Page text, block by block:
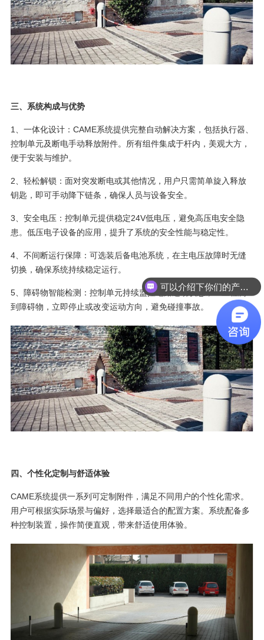
三、系统构成与优势
1、一体化设计：CAME系统提供完整自动解决方案，包括执行器、
控制单元及断电手动释放附件。所有组件集成于杆内，美观大方，
便于安装与维护。
2、轻松解锁：面对突发断电或其他情况，用户只需简单旋入释放
钥匙，即可手动降下链条，确保人员与设备安全。
3、安全电压：控制单元提供稳定24V低电压，避免高压电安全隐
患。低压电子设备的应用，提升了系统的安全性能与稳定性。
4、不间断运行保障：可选装后备电池系统，在主电压故障时无缝
切换，确保系统持续稳定运行。
5、障碍物智能检测：控制单元持续监控电路运动状态，一旦检测
到障碍物，立即停止或改变运动方向，避免碰撞事故。
四、个性化定制与舒适体验
CAME系统提供一系列可定制附件，满足不同用户的个性化需求。
用户可根据实际场景与偏好，选择最适合的配置方案。系统配备多
种控制装置，操作简便直观，带来舒适使用体验。
可以介绍下你们的产品么